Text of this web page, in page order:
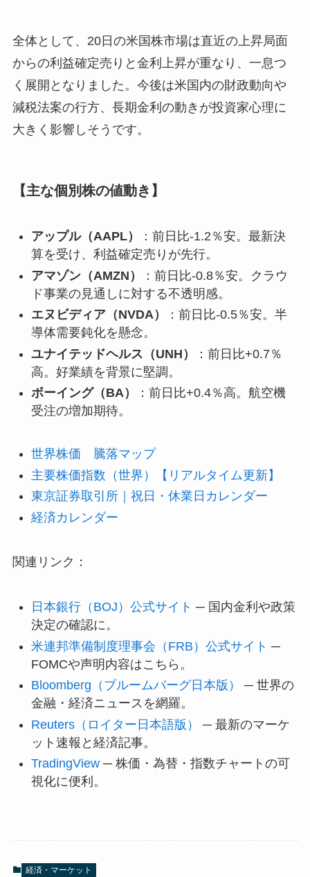
全体として、20日の米国株市場は直近の上昇局面
からの利益確定売りと金利上昇が重なり、一息つ
く展開となりました。今後は米国内の財政動向や
減税法案の行方、長期金利の動きが投資家心理に
大きく影響しそうです。
【主な個別株の値動き】
アップル（AAPL）
：前日比-1.2％安。最新決
算を受け、利益確定売りが先行。
アマゾン（AMZN）
：前日比-0.8％安。クラウ
ド事業の見通しに対する不透明感。
エヌビディア（NVDA）
：前日比-0.5％安。半
導体需要鈍化を懸念。
ユナイテッドヘルス（UNH）
：前日比+0.7％
高。好業績を背景に堅調。
ボーイング（BA）
：前日比+0.4％高。航空機
受注の増加期待。
世界株価 騰落マップ
主要株価指数（世界）【リアルタイム更新】
東京証券取引所｜祝日・休業日カレンダー
経済カレンダー
関連リンク：
日本銀行（BOJ）公式サイト ─ 国内金利や政策
決定の確認に。
米連邦準備制度理事会（FRB）公式サイト ─
FOMCや声明内容はこちら。
Bloomberg（ブルームバーグ日本版）
─ 世界の
金融・経済ニュースを網羅。
Reuters（ロイター日本語版）
─ 最新のマーケ
ット速報と経済記事。
TradingView─ 株価・為替・指数チャートの可
視化に便利。
経済・マーケット